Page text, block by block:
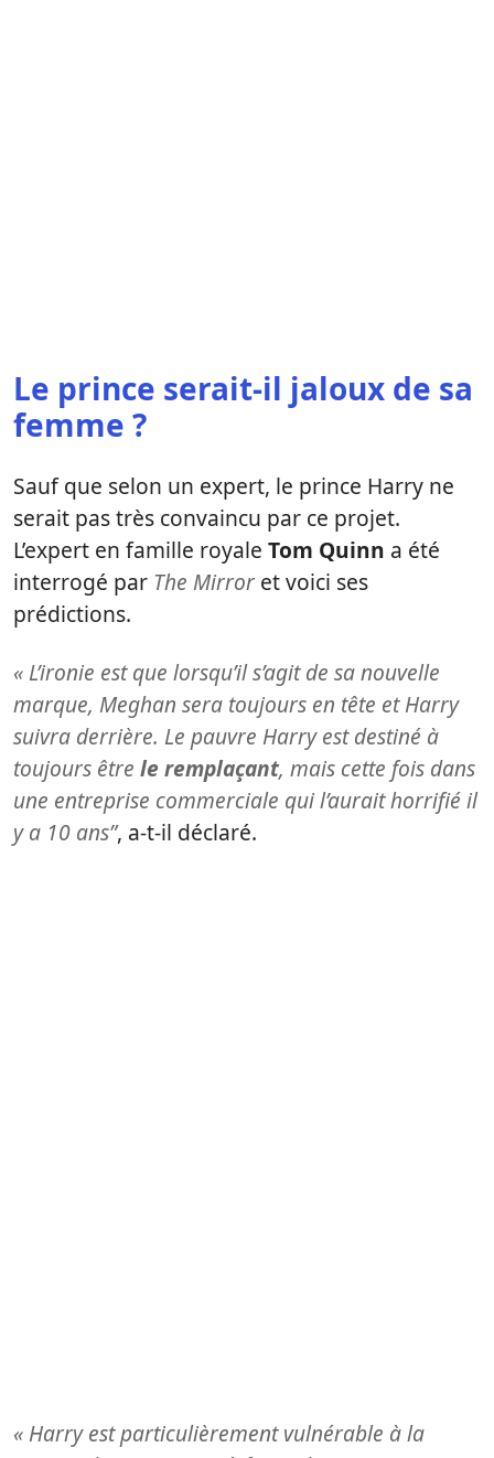
Le prince serait-il jaloux de sa
femme ?
Sauf que selon un expert, le prince Harry ne
serait pas très convaincu par ce projet.
L’expert en famille royale Tom Quinn a été
interrogé par The Mirror et voici ses
prédictions.
« L’ironie est que lorsqu’il s’agit de sa nouvelle
marque, Meghan sera toujours en tête et Harry
suivra derrière. Le pauvre Harry est destiné à
toujours être le remplaçant, mais cette fois dans
une entreprise commerciale qui l’aurait horrifié il
y a 10 ans”, a-t-il déclaré.
« Harry est particulièrement vulnérable à la